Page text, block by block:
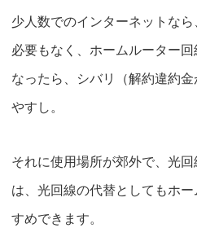
少人数でのインターネットな
必要もなく、ホームルーター
なったら、シバリ（解約違約
やすし。
それに使用場所が郊外で、 光回
は、光回線の代替としてもホ
すめできます。